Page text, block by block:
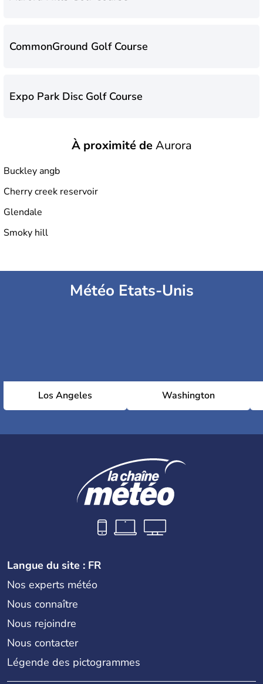
CommonGround Golf Course
Expo Park Disc Golf Course
Fitzsimons Golf Course
Golf Club at Heather Ridge
À proximité deAurora
Buckley angb
Cherry creek reservoir
Glendale
Smoky hill
Météo Etats-Unis
Los Angeles Washington
Langue du site : FR
Nos experts météo
Nous connaître
Nous rejoindre
Nous contacter
Légende des pictogrammes